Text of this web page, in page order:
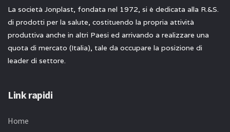
La società Jonplast, fondata nel 1972, si è dedicata alla R.&S.
di prodotti per la salute, costituendo la propria attività
produttiva anche in altri Paesi ed arrivando a realizzare una
quota di mercato (Italia), tale da occupare la posizione di
leader di settore.
Link rapidi
Home